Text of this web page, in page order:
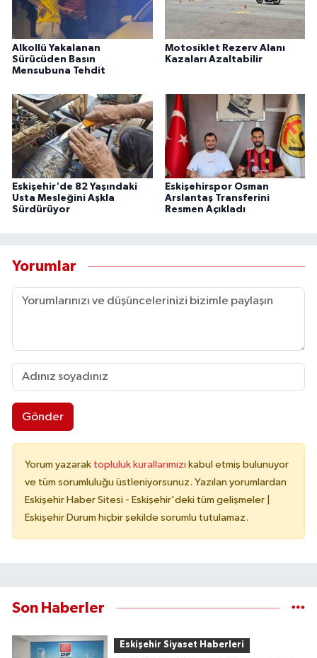
Alkollü Yakalanan
Sürücüden Basın
Mensubuna Tehdit
Motosiklet Rezerv Alanı
Kazaları Azaltabilir
Eskişehir'de 82 Yaşındaki
Usta Mesleğini Aşkla
Sürdürüyor
Eskişehirspor Osman
Arslantaş Transferini
Resmen Açıkladı
Yorumlar
Gönder
Yorum yazarak topluluk kurallarımızı kabul etmiş bulunuyor
ve tüm sorumluluğu üstleniyorsunuz. Yazılan yorumlardan
Eskişehir Haber Sitesi - Eskişehir'deki tüm gelişmeler |
Eskişehir Durum hiçbir şekilde sorumlu tutulamaz.
Son Haberler
Eskişehir Siyaset Haberleri